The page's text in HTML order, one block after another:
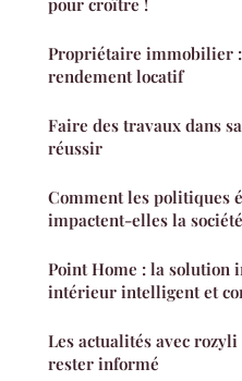
Propriétaire immobilier
rendement locatif
Faire des travaux dans
réussir
Comment les politiques
impactent-elles la
Point Home : la solution
intérieur intelligent et
Les actualités avec
rester informé